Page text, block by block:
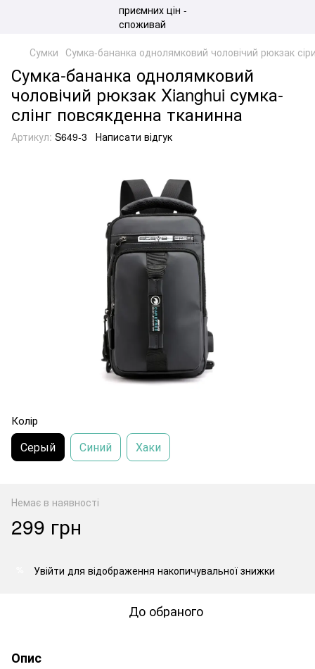
Сумки Сумка-бананка однолямковий чоловічий рюкзак
Сумка-бананка однолямковий
чоловічий рюкзак Xianghui сумка-
слінг повсякденна тканинна
Артикул: S649-3 Написати відгук
Колір
Серый Синий Хаки
Немає в наявності
299 грн
Увійти для відображення накопичувальної знижки
До обраного
Опис